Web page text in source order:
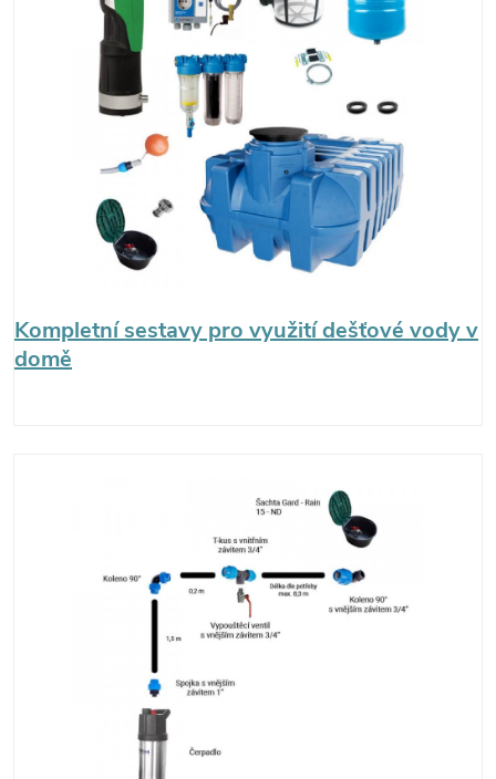
Kompletní sestavy pro využití dešťové vody v
domě